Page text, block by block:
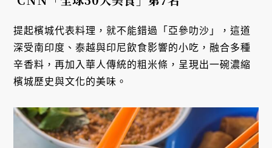
提起檳城代表料理，就不能錯過「亞參叻沙」，這道
深受南印度、泰越與印尼飲食影響的小吃，融合多種
辛香料，再加入華人傳統的粗米條，呈現出一碗濃縮
檳城歷史與文化的美味。